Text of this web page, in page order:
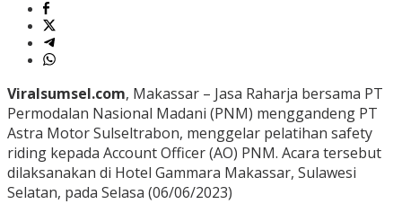
Viralsumsel.com, Makassar – Jasa Raharja bersama PT
Permodalan Nasional Madani (PNM) menggandeng PT
Astra Motor Sulseltrabon, menggelar pelatihan safety
riding kepada Account Officer (AO) PNM. Acara tersebut
dilaksanakan di Hotel Gammara Makassar, Sulawesi
Selatan, pada Selasa (06/06/2023)